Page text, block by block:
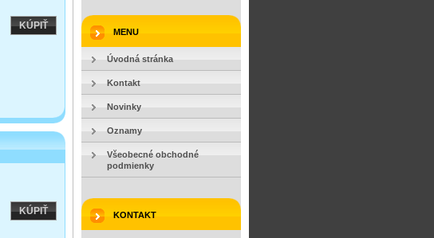
KÚPIŤ
KÚPIŤ
MENU
Úvodná stránka
Kontakt
Novinky
Oznamy
Všeobecné obchodné
podmienky
KONTAKT